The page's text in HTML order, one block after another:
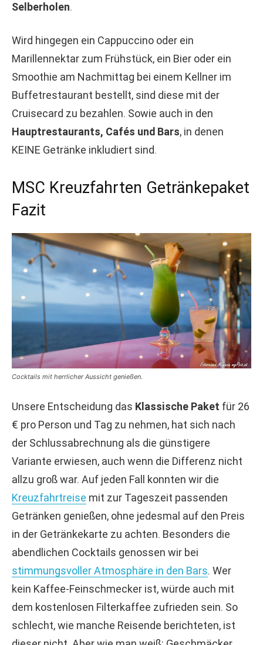
Selberholen.
Wird hingegen ein Cappuccino oder ein
Marillennektar zum Frühstück, ein Bier oder ein
Smoothie am Nachmittag bei einem Kellner im
Buffetrestaurant bestellt, sind diese mit der
Cruisecard zu bezahlen. Sowie auch in den
Hauptrestaurants, Cafés und Bars, in denen
KEINE Getränke inkludiert sind.
MSC Kreuzfahrten Getränkepaket
Fazit
Cocktails mit herrlicher Aussicht genießen.
Unsere Entscheidung das K lassische Paket für 26
€ pro Person und Tag zu nehmen, hat sich nach
der Schlussabrechnung als die günstigere
Variante erwiesen, auch wenn die Differenz nicht
allzu groß war. Auf jeden Fall konnten wir die
Kreuzfahrtreise mit zur Tageszeit passenden
Getränken genießen, ohne jedesmal auf den Preis
in der Getränkekarte zu achten. Besonders die
abendlichen Cocktails genossen wir bei
stimmungsvoller Atmosphäre in den Bars. Wer
kein Kaffee-Feinschmecker ist, würde auch mit
dem kostenlosen Filterkaffee zufrieden sein. So
schlecht, wie manche Reisende berichteten, ist